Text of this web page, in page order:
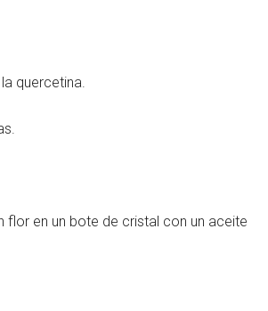
quercetina.
en un bote de cristal con un aceite